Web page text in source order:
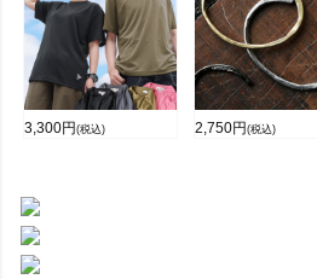
3,300円 (税込) 2,750円 (税込)